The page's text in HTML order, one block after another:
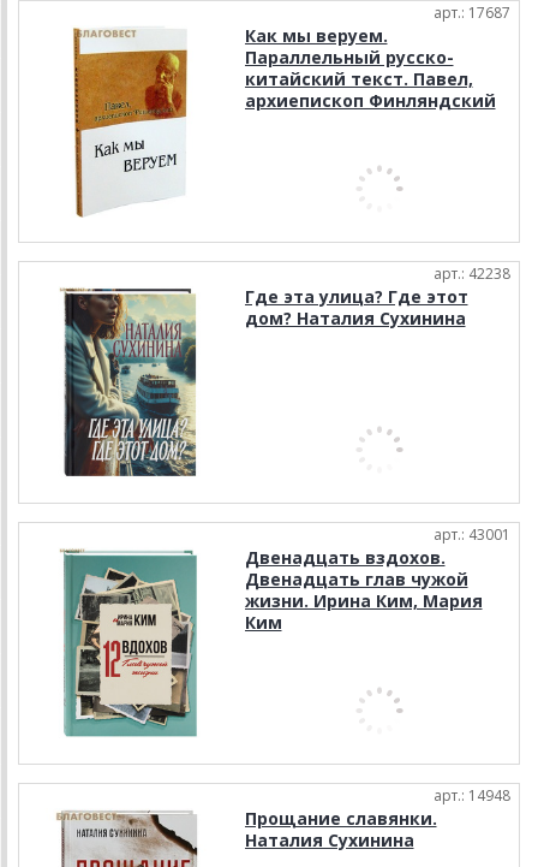
арт.: 17687
Как мы веруем.
Параллельный русско-
китайский текст. Павел,
архиепископ Финляндский
арт.: 42238
Где эта улица? Где этот
дом? Наталия Сухинина
арт.: 43001
Двенадцать вздохов.
Двенадцать глав чужой
жизни. Ирина Ким, Мария
Ким
арт.: 14948
Прощание славянки.
Наталия Сухинина